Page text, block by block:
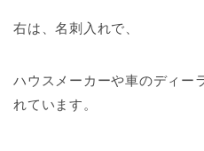
右は、名刺入れで、
ハウスメーカーや車のディー
れています。